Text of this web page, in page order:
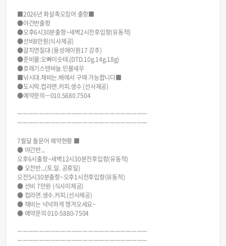
■2026년 화살촉오징어 출항■
●야간반출항
●오후6시30분출항~새벽2시전후입항(유동적)
●선비8만원(식사제공)
●갈치연질대 (용성에이원17 강추)
●준비물:오빠이슷테.(DTD.10g.14g.18g)
●호래기스텐바늘.민물새우
■낚시대.채비는.배에서 구매 가능합니다■
●도시락.컵라면.커피.생수 (선사제공)
●예약문의ㅡ010.5880.7504
ㅡㅡㅡㅡㅡㅡㅡㅡㅡㅡㅡㅡㅡㅡㅡㅡㅡㅡㅡㅡㅡㅡㅡㅡ
ㅡㅡㅡㅡㅡㅡㅡㅡㅡㅡㅡㅡㅡㅡㅡㅡㅡㅡㅡㅡㅡㅡㅡㅡ
7월달 돌문어 예약현황 ■
● 야간반...
오후6시출항~새벽12시30분전후입항(유동적)
● 오전반...(토.일. 공휴일)
오전5시30분출항~오후1시전후입항(유동적)
● 선비 7만원 (식사미제공)
● 컵라면.생수.커피.(선사제공)
● 채비는 넉넉하게 챙겨오세요~
● 예약문의 010-5880-7504
ㅡㅡㅡㅡㅡㅡㅡㅡㅡㅡㅡㅡㅡㅡㅡㅡㅡㅡㅡㅡㅡㅡㅡㅡ
ㅡㅡㅡㅡㅡㅡㅡㅡㅡㅡㅡㅡㅡㅡㅡㅡㅡㅡㅡㅡㅡㅡㅡㅡ